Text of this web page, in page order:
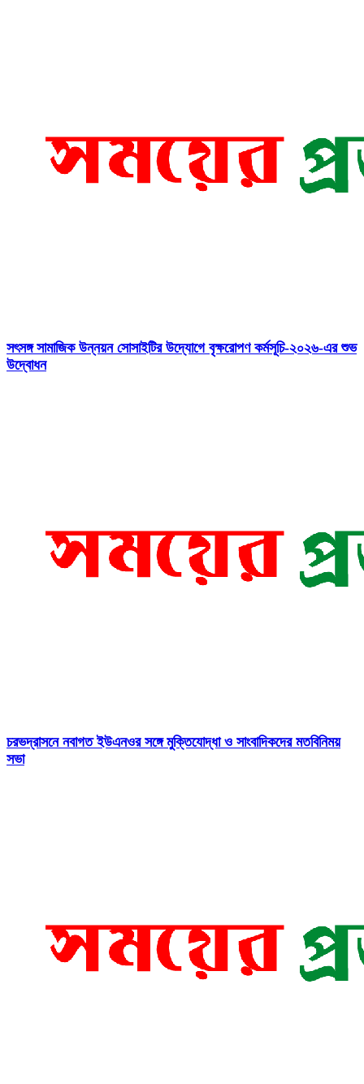
সৎসঙ্গ সামাজিক উন্নয়ন সোসাইটির উদ্যোগে বৃক্ষরোপণ কর্মসূচি-২০২৬-এর শুভ
উদ্বোধন
চরভদ্রাসনে নবাগত ইউএনওর সঙ্গে মুক্তিযোদ্ধা ও সাংবাদিকদের মতবিনিময়
সভা